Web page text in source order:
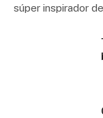
súper inspirador